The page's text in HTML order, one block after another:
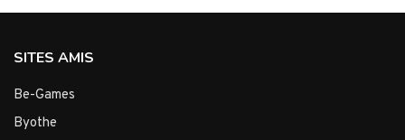
SITES AMIS
Be-Games
Byothe